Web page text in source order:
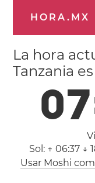
HORA.MX
La hora
Tanzania es
07
Sol: ↑ 06:37 ↓
Usar Moshi